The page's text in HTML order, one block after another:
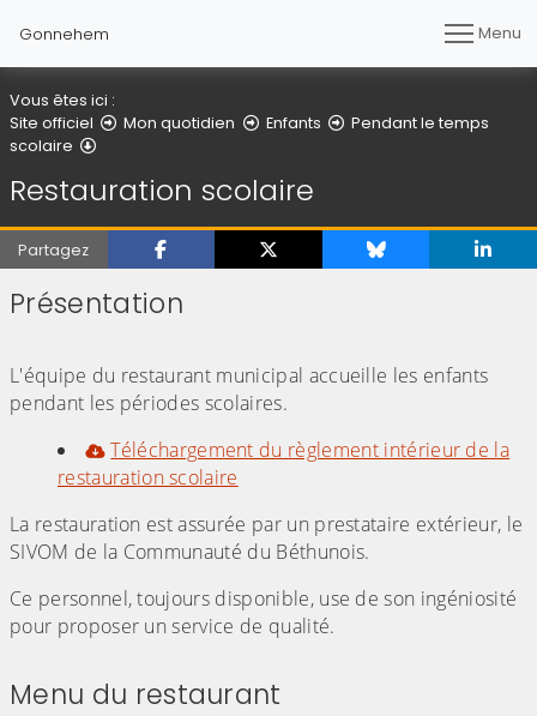
Gonnehem Menu
Vous êtes ici :
Site officiel
Mon quotidien Enfants
Pendant le temps
scolaire
Restauration scolaire
Partagez
Présentation
L'équipe du restaurant municipal accueille les enfants
pendant les périodes scolaires.
Téléchargement du règlement intérieur de la
restauration scolaire
La restauration est assurée par un prestataire extérieur, le
SIVOM de la Communauté du Béthunois.
Ce personnel, toujours disponible, use de son ingéniosité
pour proposer un service de qualité.
Menu du restaurant